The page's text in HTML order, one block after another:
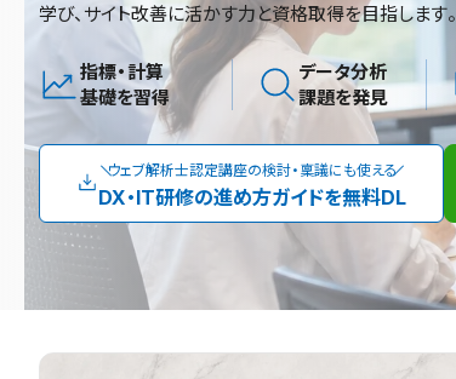
学び、サイト改善に活かす力と資格取得を目指します。
指標・計算
基礎を習得
データ分析
課題を発見
ウェブ解析士認定講座の検討・稟議にも使える
DX・IT研修の進め方ガイドを無料DL